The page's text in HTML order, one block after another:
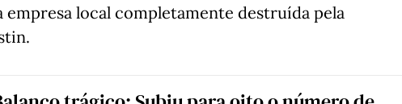
empresa local completamente destruída pela